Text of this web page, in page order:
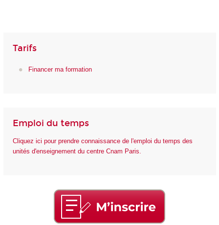
Tarifs
Financer ma formation
Emploi du temps
Cliquez ici pour prendre connaissance de l'emploi du temps des
unités d'enseignement du centre Cnam Paris.